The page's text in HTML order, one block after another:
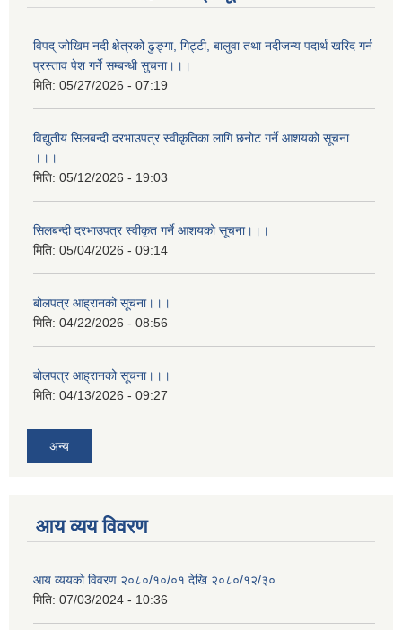
विपद् जोखिम नदी क्षेत्रको ढुङ्गा, गिट्टी, बालुवा तथा नदीजन्य पदार्थ खरिद गर्न
प्रस्ताव पेश गर्ने सम्बन्धी सुचना।।।
मिति: 05/27/2026 - 07:19
विद्युतीय सिलबन्दी दरभाउपत्र स्वीकृतिका लागि छनोट गर्ने आशयको सूचना
।।।
मिति: 05/12/2026 - 19:03
सिलबन्दी दरभाउपत्र स्वीकृत गर्ने आशयको सूचना।।।
मिति: 05/04/2026 - 09:14
बोलपत्र आह्रानको सूचना।।।
मिति: 04/22/2026 - 08:56
बोलपत्र आह्रानको सूचना।।।
मिति: 04/13/2026 - 09:27
अन्य
आय व्यय विवरण
आय व्ययको विवरण २०८०/१०/०१ देखि २०८०/१२/३०
मिति: 07/03/2024 - 10:36